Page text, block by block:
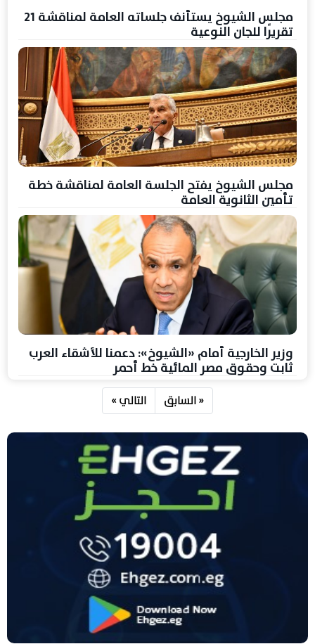
مجلس الشيوخ يستأنف جلساته العامة لمناقشة 21
تقريرًا للجان النوعية
مجلس الشيوخ يفتح الجلسة العامة لمناقشة خطة
تأمين الثانوية العامة
وزير الخارجية أمام «الشيوخ»: دعمنا للأشقاء العرب
ثابت وحقوق مصر المائية خط أحمر
« السابق التالي »